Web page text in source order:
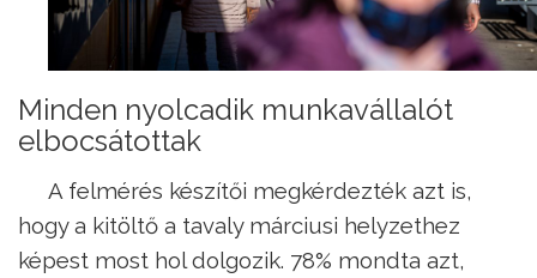
Minden nyolcadik munkavállalót
elbocsátottak
A felmérés készítői megkérdezték azt is,
hogy a kitöltő a tavaly márciusi helyzethez
képest most hol dolgozik. 78% mondta azt,